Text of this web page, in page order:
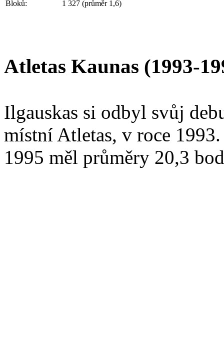
Bloků:
1 327 (průměr 1,6)
Atletas Kaunas (1993-
Ilgauskas si odbyl svůj
místní Atletas, v roce
1995 měl průměry 20,3